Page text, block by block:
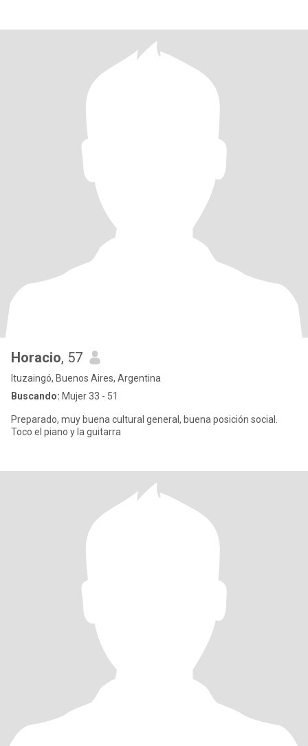
Horacio, 57
Ituzaingó, Buenos Aires, Argentina
Buscando: Mujer 33 - 51
Preparado, muy buena cultural general, buena posición social.
Toco el piano y la guitarra